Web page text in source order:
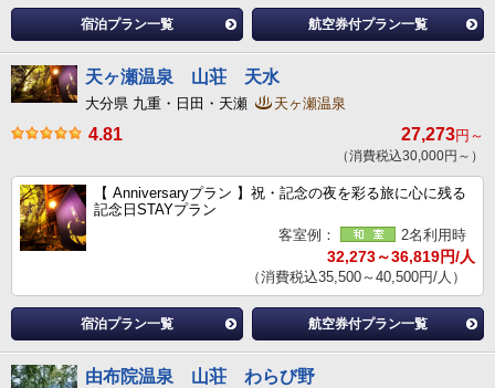
宿泊プラン一覧 航空券付プラン一覧
天ヶ瀬温泉 山荘 天水
大分県 九重・日田・天瀬 天ヶ瀬温泉
4.81 27,273円～
（消費税込30,000円～）
【 Anniversaryプラン 】祝・記念の夜を彩る旅に心に残る
記念日STAYプラン
客室例：
2名利用時
32,273～36,819円/人
（消費税込35,500～40,500円/人）
宿泊プラン一覧 航空券付プラン一覧
由布院温泉 山荘 わらび野